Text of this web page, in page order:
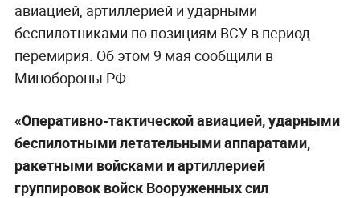
авиацией, артиллерией и ударными
беспилотниками по позициям ВСУ в период
перемирия. Об этом 9 мая сообщили в
Минобороны РФ.
«Оперативно-тактической авиацией, ударными
беспилотными летательными аппаратами,
ракетными войсками и артиллерией
группировок войск Вооруженных сил